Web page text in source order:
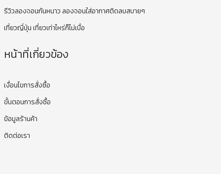
รีวิวลองจอนกันหนาว ลองจอนใส่อากาศติดลบสบายๆ
เที่ยวญี่ปุ่น เที่ยวเท่าไหร่ก็ไม่เบื่อ
หน้าที่เกี่ยวข้อง
เงื่อนไขการสั่งซื้อ
ขั้นตอนการสั่งซื้อ
ข้อมูลร้านค้า
ติดต่อเรา